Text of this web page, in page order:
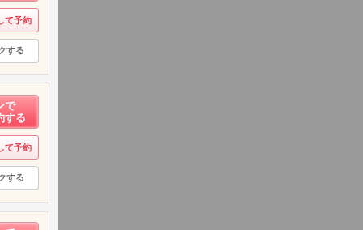
て予約
する
で
する
て予約
する